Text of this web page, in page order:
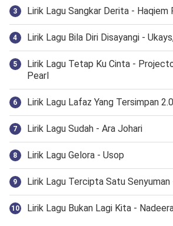
Lirik Lagu Sangkar Derita - Haqiem
Lirik Lagu Bila Diri Disayangi -
Lirik Lagu Tetap Ku Cinta -
Pearl
Lirik Lagu Lafaz Yang Tersimpan
Lirik Lagu Sudah - Ara Johari
Lirik Lagu Gelora - Usop
Lirik Lagu Tercipta Satu Senyuman
Lirik Lagu Bukan Lagi Kita -